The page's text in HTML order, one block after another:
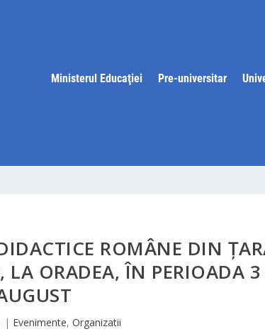
Ministerul Educaţiei Pre-universitar
ROMÂNE DIN
LA ORADEA, ÎN PERIOADA
| Evenimente, Organizatii